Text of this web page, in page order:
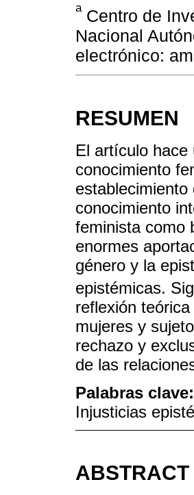
aCentro de
Nacional
electrónico:
RESUMEN
El artículo hace
conocimiento
conocimiento
feminista como
enormes
género y la
epistémicas.
reflexión
mujeres y
rechazo y
de las
Palabras clave:
Injusticias
ABSTRACT